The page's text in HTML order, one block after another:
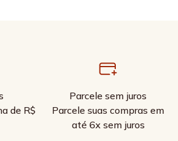
de R$
Parcele sem juros
Parcele suas compras em
até 6x sem juros